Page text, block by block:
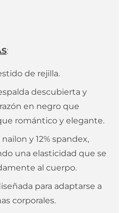
:
de rejilla.
descubierta y
en negro que
romántico y elegante.
y 12% spandex,
una elasticidad que se
al cuerpo.
para adaptarse a
corporales.